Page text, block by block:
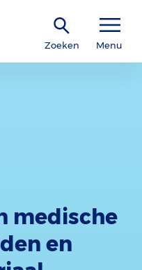
Zoeken Menu
medische
en